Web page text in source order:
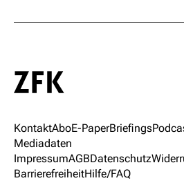
KontaktAboE-PaperBriefings
Mediadaten
ImpressumAGBDatenschutz
BarrierefreiheitHilfe/FAQ